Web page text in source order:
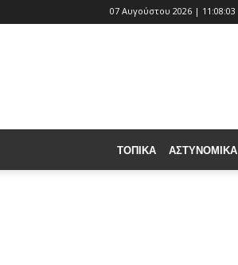
07 Αυγούστου 2026 | 11:08:05
ΤΟΠΙΚΆ ΑΣΤΥΝΟΜΙΚΆ